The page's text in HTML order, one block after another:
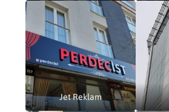
Jet Reklam